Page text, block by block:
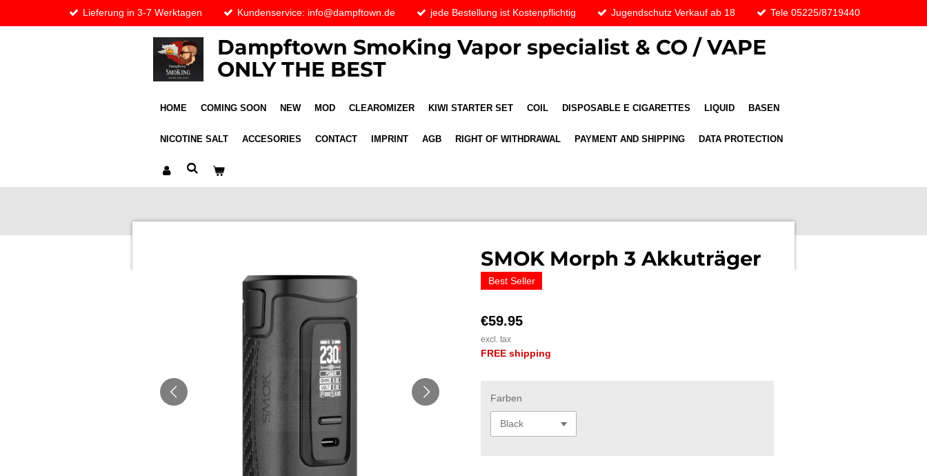
to
Lieferung in 3-7 Werktagen Kundenservice: info@dampftown.de jede Bestellung ist Kostenpflichtig Jugendschutz Verkauf ab 18 Tele 05225/8719440
Dampftown SmoKing Vapor specialist & CO / VAPE
ONLY THE BEST
HOME COMING SOON NEW MOD CLEAROMIZER KIWI STARTER SET COIL DISPOSABLE E CIGARETTES LIQUID BASEN
NICOTINE SALT ACCESORIES CONTACT IMPRINT AGB RIGHT OF WITHDRAWAL PAYMENT AND SHIPPING DATA PROTECTION
SMOK Morph 3 Akkuträger
Best Seller
€59.95
excl. tax
FREE shipping
Farben